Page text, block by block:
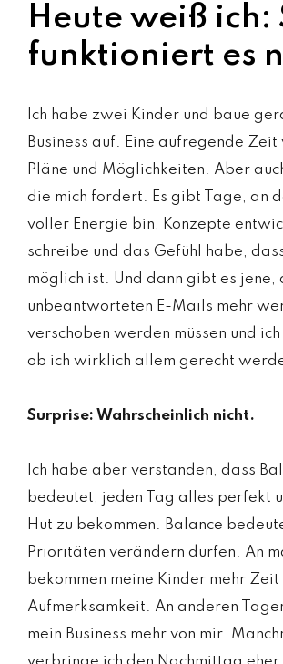
Heute weiß ich:
funktioniert es
Ich habe zwei Kinder und baue
Business auf. Eine aufregende
Pläne und Möglichkeiten. Aber
die mich fordert. Es gibt Tage, an
voller Energie bin, Konzepte
schreibe und das Gefühl habe,
möglich ist. Und dann gibt es jene,
unbeantworteten E-Mails mehr
verschoben werden müssen und
ob ich wirklich allem gerecht
Surprise: Wahrscheinlich nicht.
Ich habe aber verstanden, dass
bedeutet, jeden Tag alles perfekt
Hut zu bekommen. Balance
Prioritäten verändern dürfen. An
bekommen meine Kinder mehr Zeit
Aufmerksamkeit. An anderen
mein Business mehr von mir.